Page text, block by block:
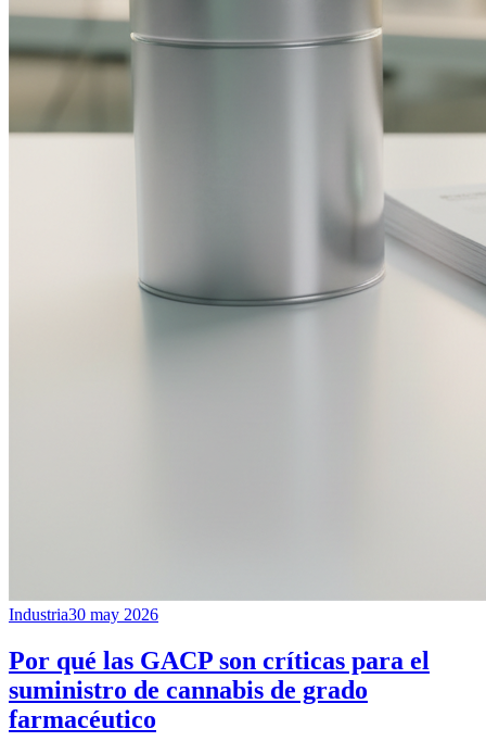
Industria30 may 2026
Por qué las GACP son críticas para el
suministro de cannabis de grado
farmacéutico